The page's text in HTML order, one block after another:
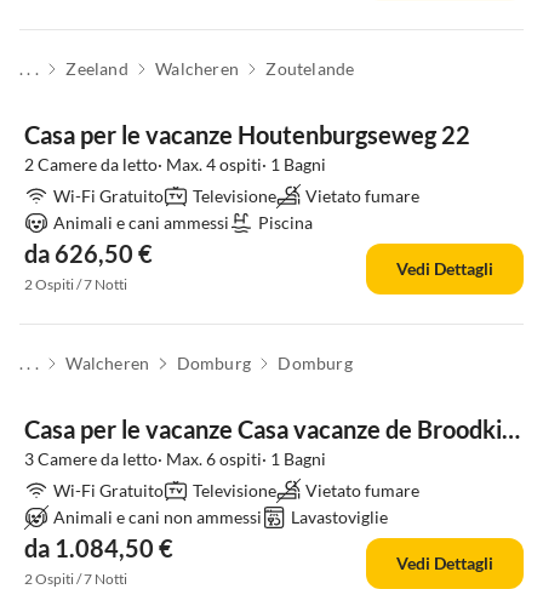
. . . Zeeland Walcheren Zoutelande
Casa per le vacanze Houtenburgseweg 22
2 Camere da letto· Max. 4 ospiti· 1 Bagni
Wi-Fi Gratuito
Televisione
Vietato fumare
Animali e cani ammessi
Piscina
da 626,50 €
2 Ospiti / 7 Notti
Vedi Dettagli
. . . Walcheren Domburg Domburg
Casa per le vacanze Casa vacanze de Broodkiste
3 Camere da letto· Max. 6 ospiti· 1 Bagni
Wi-Fi Gratuito
Televisione
Vietato fumare
Animali e cani non ammessi
Lavastoviglie
da 1.084,50 €
2 Ospiti / 7 Notti
Vedi Dettagli